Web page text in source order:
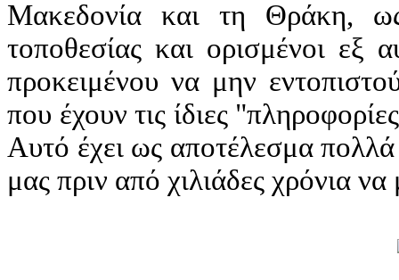
Μακεδονία και τη Θράκη,
τοποθεσίας και ορισμένοι εξ
προκειμένου να μην
που έχουν τις ίδιες
Αυτό έχει ως αποτέλεσμα
μας πριν από χιλιάδες χρόνια